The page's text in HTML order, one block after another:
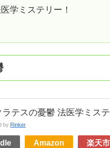
学ミステリー！
ラテスの憂鬱 法医学ミス
by Rinker
Amazon 楽天